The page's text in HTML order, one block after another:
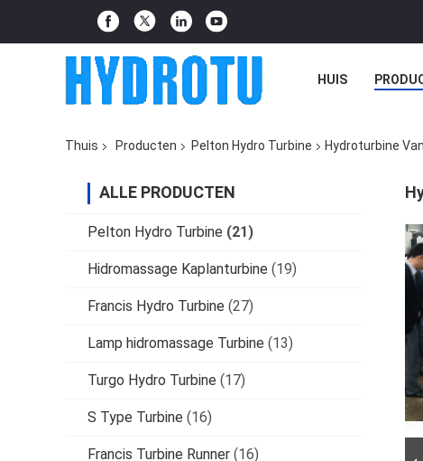
HUIS
Thuis Producten Pelton Hydro Turbine Hydroturbine
ALLE PRODUCTEN
Pelton Hydro Turbine (21)
Hidromassage Kaplanturbine (19)
Francis Hydro Turbine (27)
Lamp hidromassage Turbine (13)
Turgo Hydro Turbine (17)
S Type Turbine (16)
Francis Turbine Runner (16)